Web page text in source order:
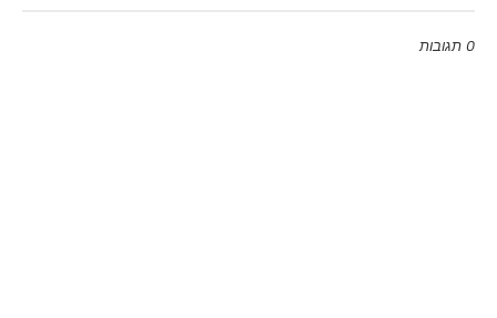
0 תגובות